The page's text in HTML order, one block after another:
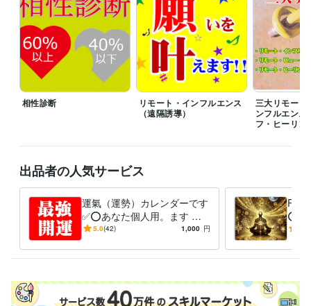
得意分野
占い 算命学・統計学・ユング心理学Loop理論
算命学 復縁 鬱 弱メンタル 占い 恋愛 相性 ふくえん
悩み相談・カウンセリング リモート・インフルエンス（遠隔誘導）
パラレルワールド 引寄せ リモート・インフルエ 遠隔誘導
復縁
ふくえん
婚活
相性診断
リモート・インフルエンス
（遠隔誘導）
三大リモート
ンフルエンス
フ・ヒーリン
出品者の人気サービス
運氣（運勢）カレンダーです
✅⭕あなた個人用。ます ❤️
大事な事は良き日を！悪い日
う✅
5.0(42) 1,000 円
RV
⭕サ
強力
授